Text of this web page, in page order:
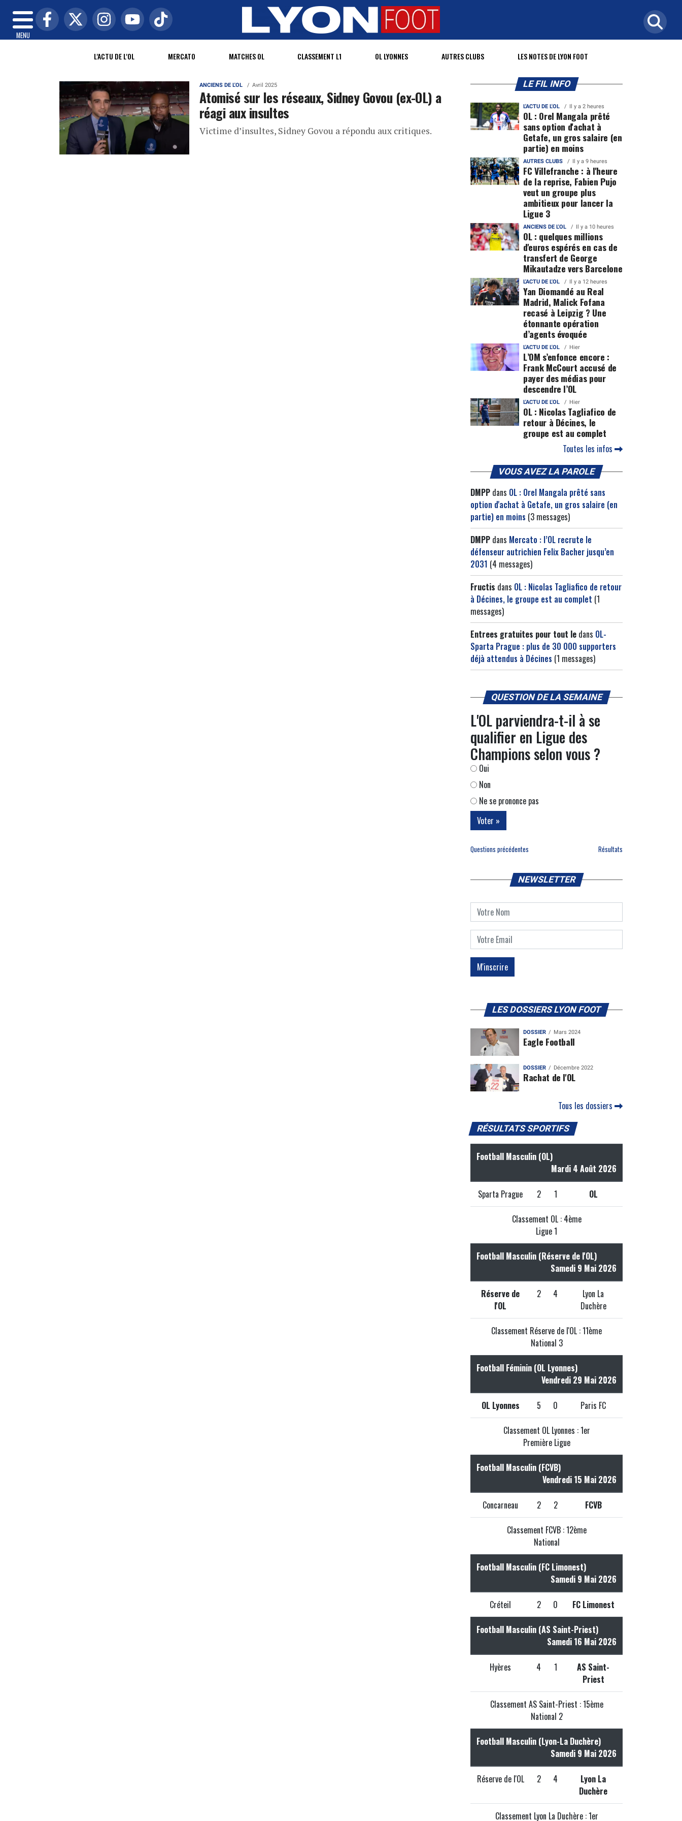
MENU
L'ACTU DE L'OL MERCATO MATCHES OL CLASSEMENT L1 OL LYONNES AUTRES CLUBS LES NOTES DE LYON FOOT
ANCIENS DE L'OL Avril 2025
Atomisé sur les réseaux, Sidney Govou (ex-OL) a
réagi aux insultes
Victime d’insultes, Sidney Govou a répondu aux critiques.
LE FIL INFO
L'ACTU DE L'OL Il y a 2 heures
OL : Orel Mangala prêté
sans option d'achat à
Getafe, un gros salaire (en
partie) en moins
AUTRES CLUBS Il y a 9 heures
FC Villefranche : à l'heure
de la reprise, Fabien Pujo
veut un groupe plus
ambitieux pour lancer la
Ligue 3
ANCIENS DE L'OL Il y a 10 heures
OL : quelques millions
d'euros espérés en cas de
transfert de George
Mikautadze vers Barcelone
L'ACTU DE L'OL Il y a 12 heures
Yan Diomandé au Real
Madrid, Malick Fofana
recasé à Leipzig ? Une
étonnante opération
d’agents évoquée
L'ACTU DE L'OL Hier
L’OM s’enfonce encore :
Frank McCourt accusé de
payer des médias pour
descendre l’OL
L'ACTU DE L'OL Hier
OL : Nicolas Tagliafico de
retour à Décines, le
groupe est au complet
Toutes les infos
VOUS AVEZ LA PAROLE
DMPP dans OL : Orel Mangala prêté sans
option d'achat à Getafe, un gros salaire (en
partie) en moins (3 messages)
DMPP dans Mercato : l’OL recrute le
défenseur autrichien Felix Bacher jusqu’en
2031 (4 messages)
Fructis dans OL : Nicolas Tagliafico de retour
à Décines, le groupe est au complet (1
messages)
Entrees gratuites pour tout le dans OL-
Sparta Prague : plus de 30 000 supporters
déjà attendus à Décines (1 messages)
QUESTION DE LA SEMAINE
L'OL parviendra-t-il à se
qualifier en Ligue des
Champions selon vous ?
Oui
Non
Ne se prononce pas
Questions précédentes Résultats
NEWSLETTER
LES DOSSIERS LYON FOOT
DOSSIER Mars 2024
Eagle Football
DOSSIER Décembre 2022
Rachat de l'OL
Tous les dossiers
RÉSULTATS SPORTIFS
Football Masculin (OL)
Mardi 4 Août 2026
Sparta Prague 2 1 OL
Classement OL : 4ème
Ligue 1
Football Masculin (Réserve de l'OL)
Samedi 9 Mai 2026
Réserve de
l'OL
2 4
Lyon La
Duchère
Classement Réserve de l'OL : 11ème
National 3
Football Féminin (OL Lyonnes)
Vendredi 29 Mai 2026
OL Lyonnes 5 0 Paris FC
Classement OL Lyonnes : 1er
Première Ligue
Football Masculin (FCVB)
Vendredi 15 Mai 2026
Concarneau 2 2 FCVB
Classement FCVB : 12ème
National
Football Masculin (FC Limonest)
Samedi 9 Mai 2026
Créteil 2 0 FC Limonest
Football Masculin (AS Saint-Priest)
Samedi 16 Mai 2026
Hyères 4 1
AS Saint-
Priest
Classement AS Saint-Priest : 15ème
National 2
Football Masculin (Lyon-La Duchère)
Samedi 9 Mai 2026
Réserve de l'OL 2 4
Lyon La
Duchère
Classement Lyon La Duchère : 1er